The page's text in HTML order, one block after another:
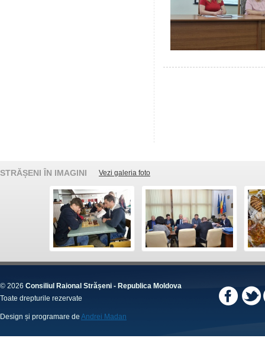
STRĂȘENI ÎN IMAGINI Vezi galeria foto
© 2026 Consiliul Raional Strășeni - Republica Moldova
Toate drepturile rezervate
Design și programare de Andrei Madan